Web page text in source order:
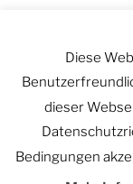
Diese
dieser
Bedingungen